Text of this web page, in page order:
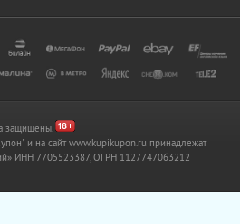
защищены.
и на сайт www.kupikupon.ru принадлежат
ИНН 7705523387, ОГРН 1127747063212